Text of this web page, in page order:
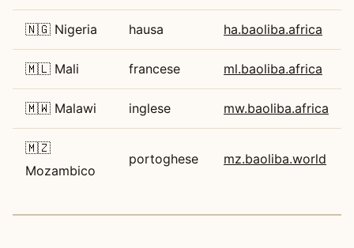
🇳🇬 Nigeria hausa ha.baoliba.africa
🇲🇱 Mali francese ml.baoliba.africa
🇲🇼 Malawi inglese mw.baoliba.africa
🇲🇿
Mozambico
portoghese mz.baoliba.world